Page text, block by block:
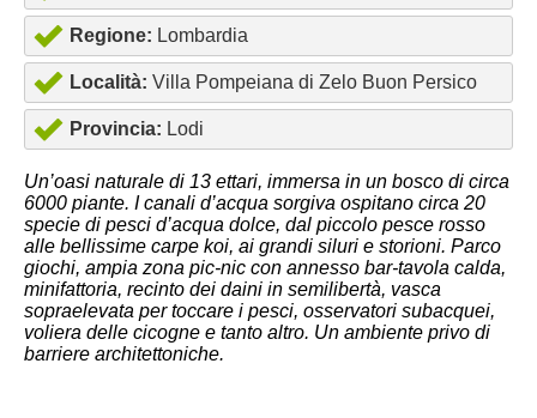
Regione: Lombardia
Località: Villa Pompeiana di Zelo Buon Persico
Provincia: Lodi
Un’oasi naturale di 13 ettari, immersa in un bosco di circa
6000 piante. I canali d’acqua sorgiva ospitano circa 20
specie di pesci d’acqua dolce, dal piccolo pesce rosso
alle bellissime carpe koi, ai grandi siluri e storioni. Parco
giochi, ampia zona pic-nic con annesso bar-tavola calda,
minifattoria, recinto dei daini in semilibertà, vasca
sopraelevata per toccare i pesci, osservatori subacquei,
voliera delle cicogne e tanto altro. Un ambiente privo di
barriere architettoniche.